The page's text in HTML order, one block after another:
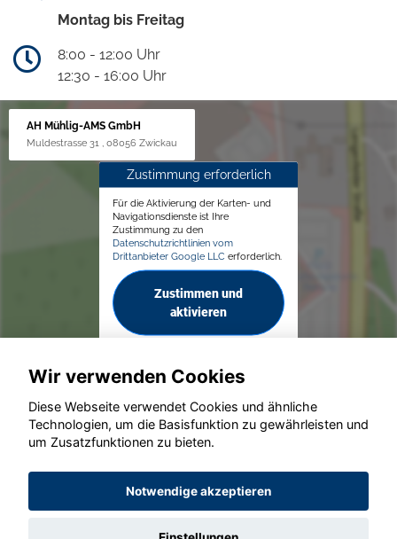
Montag bis Freitag
8:00 - 12:00 Uhr
12:30 - 16:00 Uhr
AH Mühlig-AMS GmbH
Muldestrasse 31 , 08056 Zwickau
Zustimmung erforderlich
Für die Aktivierung der Karten- und
Navigationsdienste ist Ihre
Zustimmung zu den
Datenschutzrichtlinien vom
Drittanbieter Google LLC erforderlich.
Zustimmen und
aktivieren
© konjunkturmotor.de GmbH 2020 - 2026
Wir verwenden Cookies
Diese Webseite verwendet Cookies und ähnliche
Technologien, um die Basisfunktion zu gewährleisten und
um Zusatzfunktionen zu bieten.
Notwendige akzeptieren